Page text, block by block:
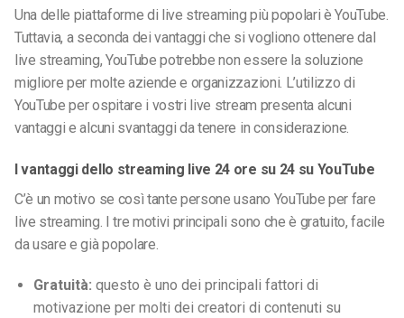
Una delle piattaforme di live streaming più popolari è YouTube.
Tuttavia, a seconda dei vantaggi che si vogliono ottenere dal
live streaming, YouTube potrebbe non essere la soluzione
migliore per molte aziende e organizzazioni. L’utilizzo di
YouTube per ospitare i vostri live stream presenta alcuni
vantaggi e alcuni svantaggi da tenere in considerazione.
I vantaggi dello streaming live 24 ore su 24 su YouTube
C’è un motivo se così tante persone usano YouTube per fare
live streaming. I tre motivi principali sono che è gratuito, facile
da usare e già popolare.
Gratuità: questo è uno dei principali fattori di
motivazione per molti dei creatori di contenuti su